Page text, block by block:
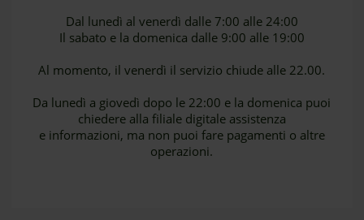
Dal lunedì al venerdì dalle 7:00 alle 24:00
Il sabato e la domenica dalle 9:00 alle 19:00
Al momento, il venerdì il servizio chiude alle 22.00.
Da lunedì a giovedì dopo le 22:00 e la domenica puoi
chiedere alla filiale digitale assistenza
e informazioni, ma non puoi fare pagamenti o altre
operazioni.